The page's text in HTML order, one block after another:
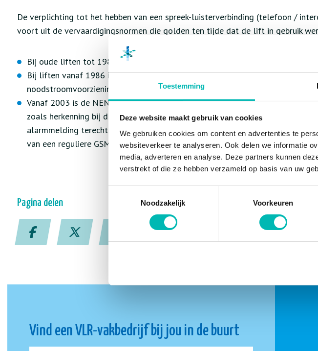
Toestemming
Deze website maakt gebruik van cookies
We gebruiken cookies om content en advertenties te
websiteverkeer te analyseren. Ook delen we informatie
media, adverteren en analyse. Deze partners kunnen
verstrekt of die ze hebben verzameld op basis van uw
Noodzakelijk
Voorkeuren
De verplichting tot het hebben van een spreek-luisterverbinding (telefoon /
voort uit de vervaardigingsnormen die golden ten tijde dat de lift in gebruik
Bij oude liften tot 1986 hoeft er geen spreek-luisterverbinding aanwezig te
Bij liften vanaf 1986 is dat wel het geval. In dat geval moet deze ook zijn
noodstroomvoorziening zodat de verbinding blijvend werkend is;
Vanaf 2003 is de NEN-EN 81-28 toegepast waarmee aanvullende eisen
zoals herkenning bij de alarmcentrale, een automatische 3-daagse test en
alarmmelding terecht is (zoals geopende deuren). Met deze aanvullende
van een reguliere GSM te niet realiseren.
Pagina delen
Vind een VLR-vakbedrijf bij jou in de buurt